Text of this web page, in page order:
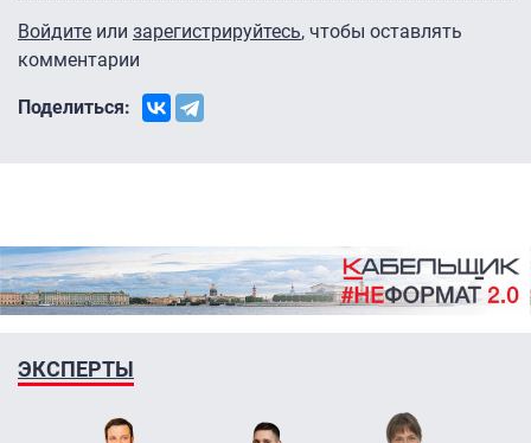
Войдите или зарегистрируйтесь, чтобы оставлять
комментарии
Поделиться:
ЭКСПЕРТЫ